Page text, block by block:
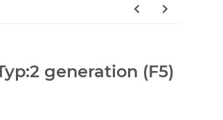
generation (F5)